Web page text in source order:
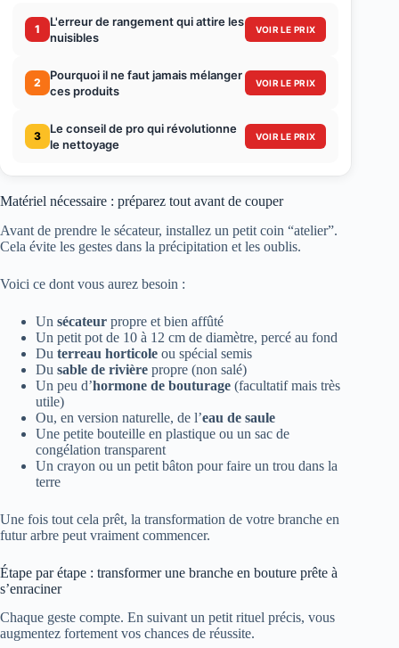
1
L'erreur de rangement qui attire les
nuisibles
VOIR LE PRIX
2
Pourquoi il ne faut jamais mélanger
ces produits
VOIR LE PRIX
3
Le conseil de pro qui révolutionne
le nettoyage
VOIR LE PRIX
Matériel nécessaire : préparez tout avant de couper
Avant de prendre le sécateur, installez un petit coin “atelier”.
Cela évite les gestes dans la précipitation et les oublis.
Voici ce dont vous aurez besoin :
Un sécateur propre et bien affûté
Un petit pot de 10 à 12 cm de diamètre, percé au fond
Du terreau horticole ou spécial semis
Du sable de rivière propre (non salé)
Un peu d’hormone de bouturage (facultatif mais très
utile)
Ou, en version naturelle, de l’eau de saule
Une petite bouteille en plastique ou un sac de
congélation transparent
Un crayon ou un petit bâton pour faire un trou dans la
terre
Une fois tout cela prêt, la transformation de votre branche en
futur arbre peut vraiment commencer.
Étape par étape : transformer une branche en bouture prête à
s’enraciner
Chaque geste compte. En suivant un petit rituel précis, vous
augmentez fortement vos chances de réussite.